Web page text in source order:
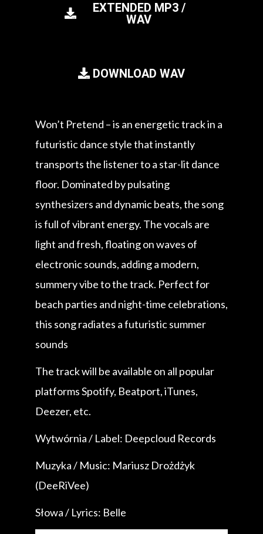
EXTENDED MP3 /
WAV
DOWNLOAD WAV
Won’t Pretend – is an energetic track in a
futuristic dance style that instantly
transports the listener to a star-lit dance
floor. Dominated by pulsating
synthesizers and dynamic beats, the song
is full of vibrant energy. The vocals are
light and fresh, floating on waves of
electronic sounds, adding a modern,
summery vibe to the track. Perfect for
beach parties and night-time celebrations,
this song radiates a futuristic summer
sounds
The track will be available on all popular
platforms Spotify, Beatport, iTunes,
Deezer, etc.
Wytwórnia / Label: Deepcloud Records
Muzyka / Music: Mariusz Drożdżyk
(DeeRiVee)
Słowa / Lyrics: Belle